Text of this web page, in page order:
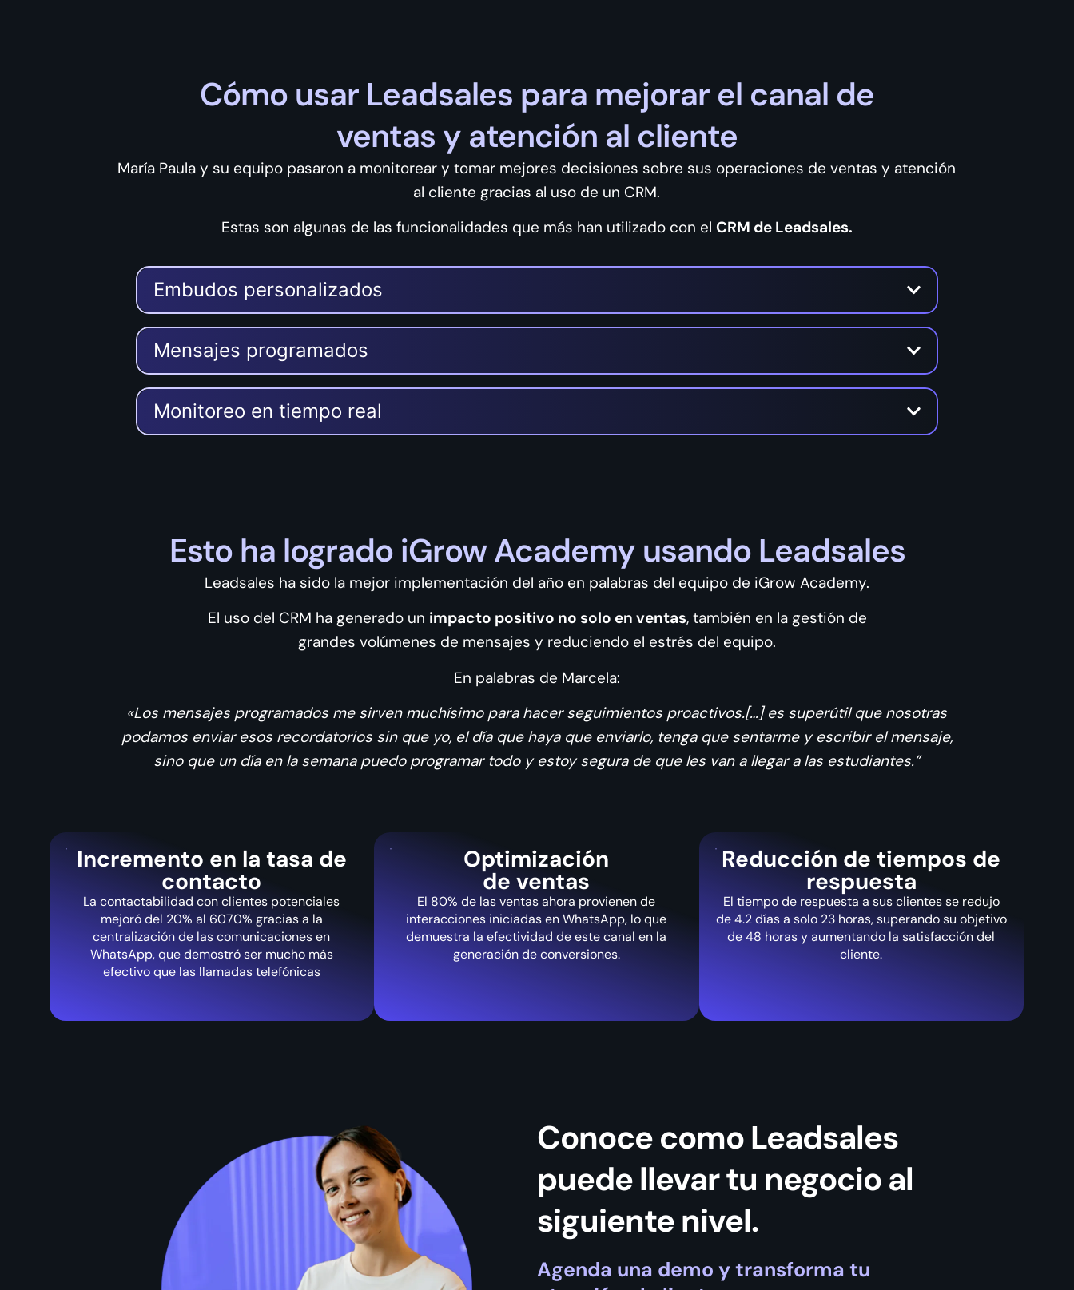
Cómo usar Leadsales para mejorar el canal de
ventas y atención al cliente
María Paula y su equipo pasaron a monitorear y tomar mejores decisiones sobre sus operaciones de ventas y atención
al cliente gracias al uso de un CRM.
Estas son algunas de las funcionalidades que más han utilizado con el CRM de Leadsales.
Embudos personalizados
Mensajes programados
Monitoreo en tiempo real
Esto ha logrado iGrow Academy usando Leadsales
Leadsales ha sido la mejor implementación del año en palabras del equipo de iGrow Academy.
El uso del CRM ha generado un impacto positivo no solo en ventas, también en la gestión de
grandes volúmenes de mensajes y reduciendo el estrés del equipo.
En palabras de Marcela:
«Los mensajes programados me sirven muchísimo para hacer seguimientos proactivos.[…] es superútil que nosotras
podamos enviar esos recordatorios sin que yo, el día que haya que enviarlo, tenga que sentarme y escribir el mensaje,
sino que un día en la semana puedo programar todo y estoy segura de que les van a llegar a las estudiantes.”
Incremento en la tasa de
contacto
La contactabilidad con clientes potenciales
mejoró del 20% al 6070% gracias a la
centralización de las comunicaciones en
WhatsApp, que demostró ser mucho más
efectivo que las llamadas telefónicas
Optimización
de ventas
El 80% de las ventas ahora provienen de
interacciones iniciadas en WhatsApp, lo que
demuestra la efectividad de este canal en la
generación de conversiones.
Reducción de tiempos de
respuesta
El tiempo de respuesta a sus clientes se redujo
de 4.2 días a solo 23 horas, superando su objetivo
de 48 horas y aumentando la satisfacción del
cliente.
Conoce como Leadsales
puede llevar tu negocio al
siguiente nivel.
Agenda una demo y transforma tu